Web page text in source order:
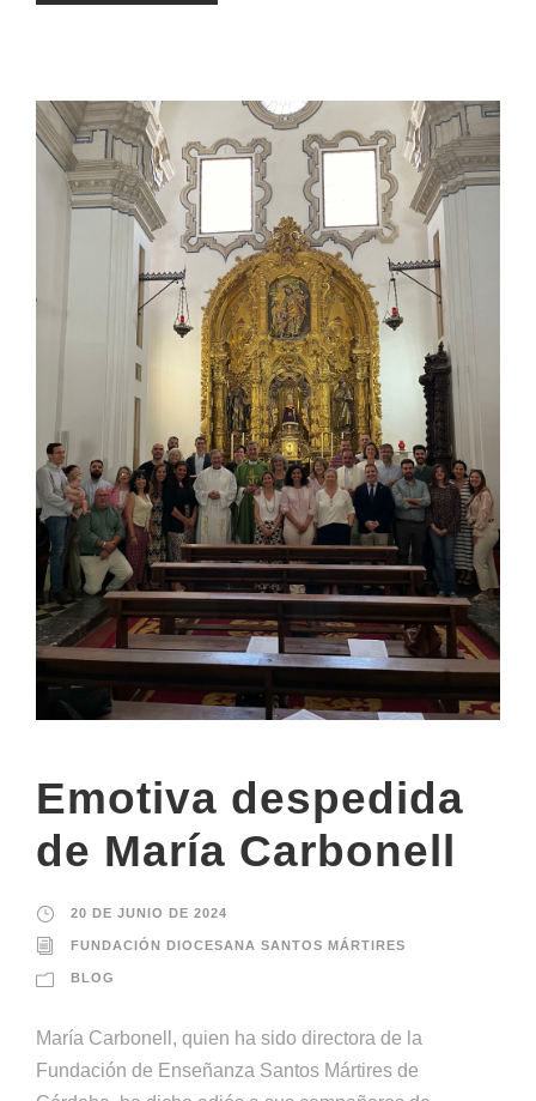
Emotiva despedida
de María Carbonell
20 DE JUNIO DE 2024
FUNDACIÓN DIOCESANA SANTOS MÁRTIRES
BLOG
María Carbonell, quien ha sido directora de la
Fundación de Enseñanza Santos Mártires de